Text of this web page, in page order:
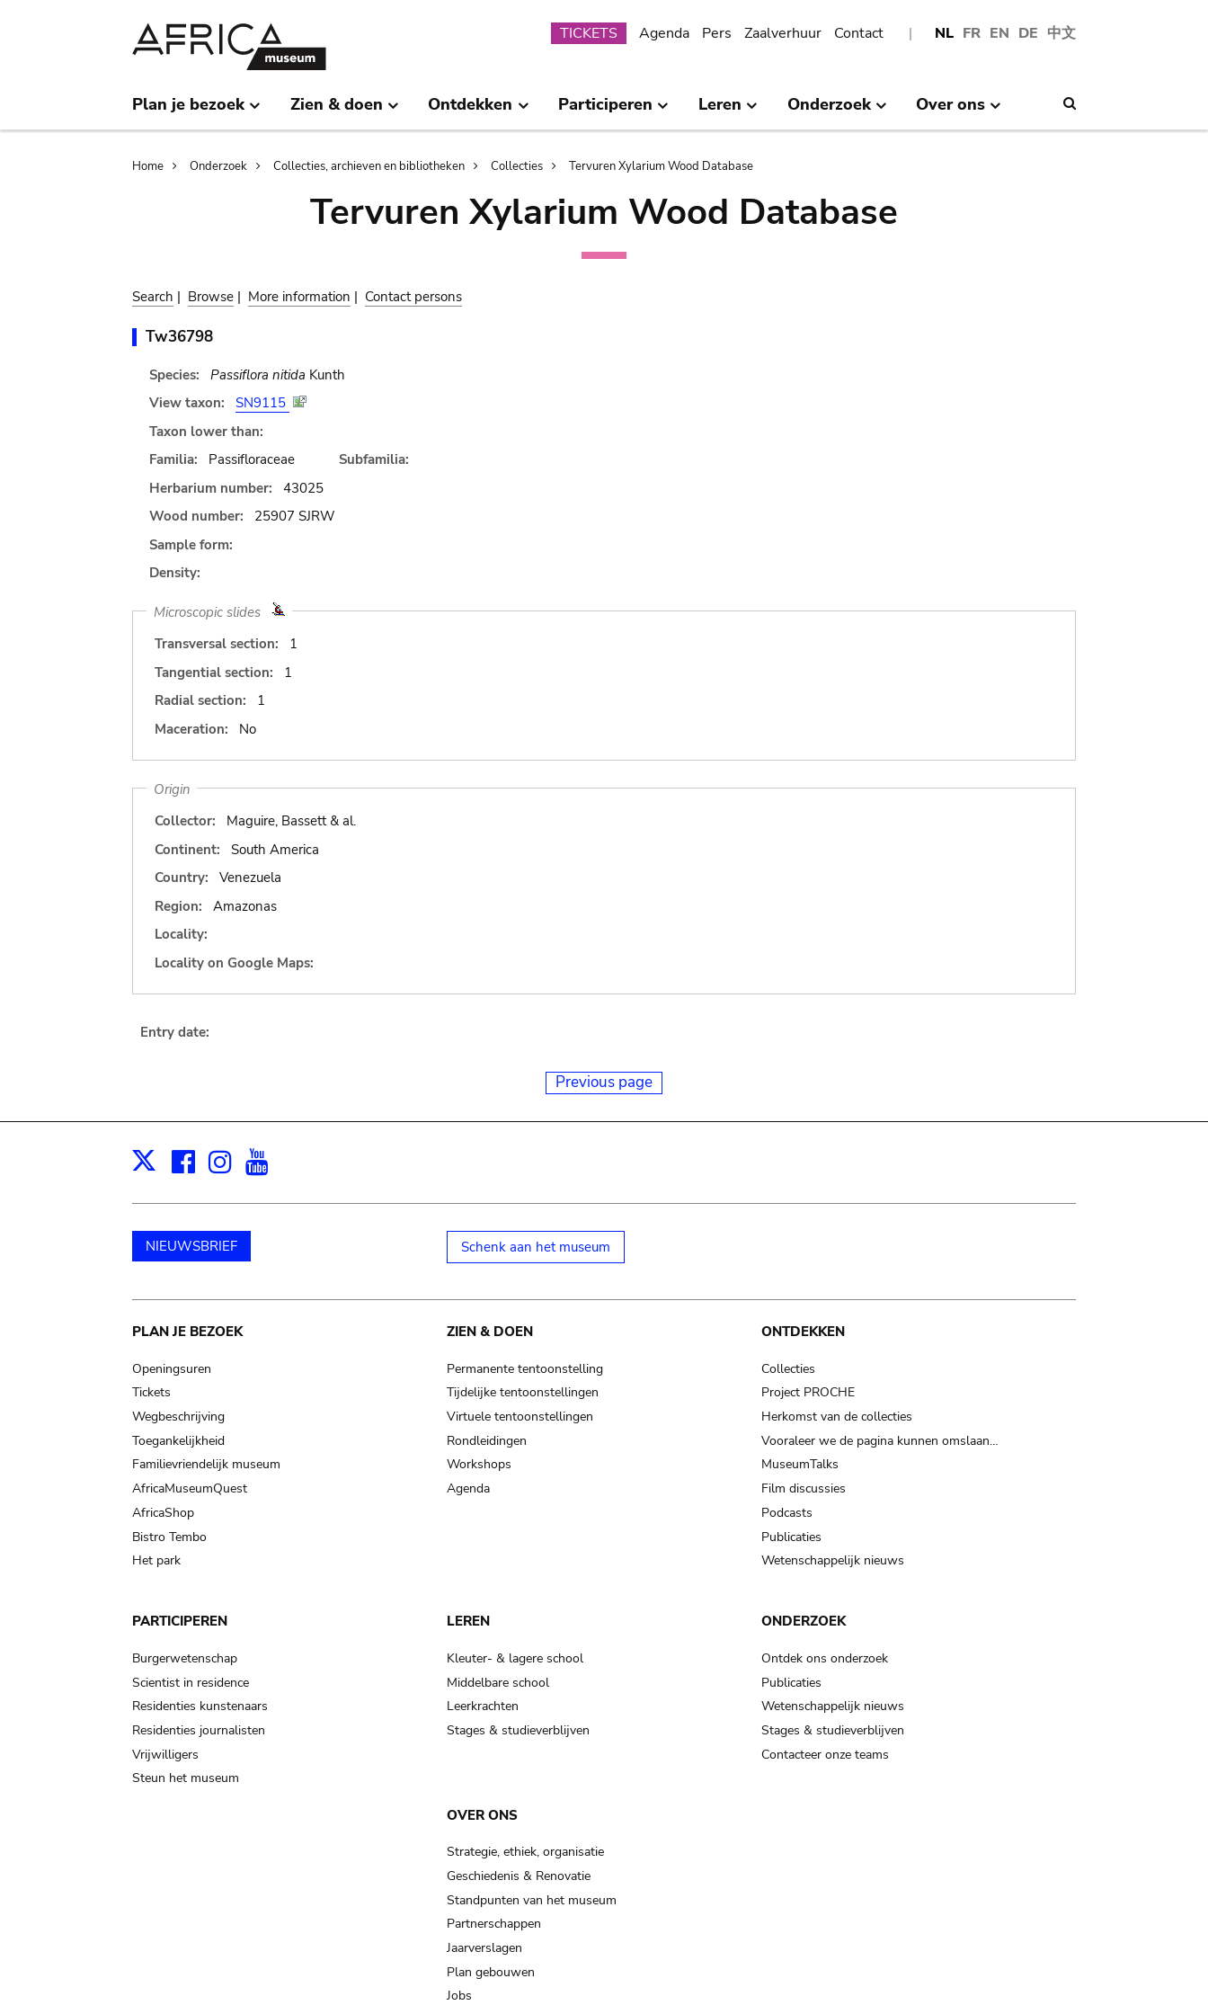
NL FR EN DE 中文
Submenu
TICKETS Agenda Pers Zaalverhuur Contact
Plan je bezoek Zien & doen Ontdekken Participeren Leren Onderzoek Over ons
Breadcrumb
Home Onderzoek Collecties, archieven en bibliotheken Collecties Tervuren Xylarium Wood Database
Tervuren Xylarium Wood Database
Search | Browse | More information | Contact persons
Tw36798
Species: Passiflora nitida Kunth
View taxon:
SN9115
Taxon lower than:
Familia:
Passifloraceae
Subfamilia:
Herbarium number:
43025
Wood number:
25907 SJRW
Sample form:
Density:
Microscopic slides
Transversal section:
1
Tangential section:
1
Radial section:
1
Maceration:
No
Origin
Collector:
Maguire, Bassett & al.
Continent:
South America
Country:
Venezuela
Region:
Amazonas
Locality:
Locality on Google Maps:
Entry date:
Previous page
X Facebook
Instagram
NIEUWSBRIEF Schenk aan het museum
Main
navigation
PLAN JE BEZOEK
Openingsuren
Tickets
Wegbeschrijving
Toegankelijkheid
Familievriendelijk museum
AfricaMuseumQuest
AfricaShop
Bistro Tembo
Het park
ZIEN & DOEN
Permanente tentoonstelling
Tijdelijke tentoonstellingen
Virtuele tentoonstellingen
Rondleidingen
Workshops
Agenda
ONTDEKKEN
Collecties
Project PROCHE
Herkomst van de collecties
Vooraleer we de pagina kunnen omslaan…
MuseumTalks
Film discussies
Podcasts
Publicaties
Wetenschappelijk nieuws
PARTICIPEREN
Burgerwetenschap
Scientist in residence
Residenties kunstenaars
Residenties journalisten
Vrijwilligers
Steun het museum
LEREN
Kleuter- & lagere school
Middelbare school
Leerkrachten
Stages & studieverblijven
ONDERZOEK
Ontdek ons onderzoek
Publicaties
Wetenschappelijk nieuws
Stages & studieverblijven
Contacteer onze teams
OVER ONS
Strategie, ethiek, organisatie
Geschiedenis & Renovatie
Standpunten van het museum
Partnerschappen
Jaarverslagen
Plan gebouwen
Jobs